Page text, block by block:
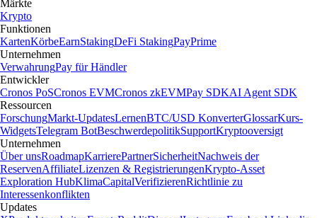
Märkte
Krypto
Funktionen
KartenKörbeEarnStakingDeFi StakingPayPrime
Unternehmen
VerwahrungPay für Händler
Entwickler
Cronos PoSCronos EVMCronos zkEVMPay SDKAI Agent SDK
Ressourcen
ForschungMarkt-UpdatesLernenBTC/USD KonverterGlossarKurs-
WidgetsTelegram BotBeschwerdepolitikSupportKryptooversigt
Unternehmen
Über unsRoadmapKarrierePartnerSicherheitNachweis der
ReservenAffiliateLizenzen & RegistrierungenKrypto-Asset
Exploration HubKlimaCapitalVerifizierenRichtlinie zu
Interessenkonflikten
Updates